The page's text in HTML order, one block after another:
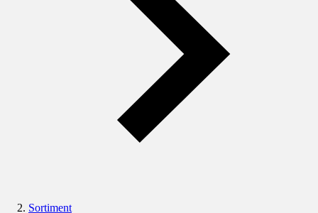
Sortiment